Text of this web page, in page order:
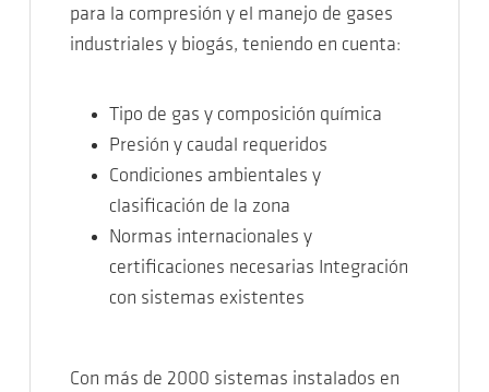
para la compresión y el manejo de gases
industriales y biogás, teniendo en cuenta:
Tipo de gas y composición química
Presión y caudal requeridos
Condiciones ambientales y
clasificación de la zona
Normas internacionales y
certificaciones necesarias Integración
con sistemas existentes
Con más de 2000 sistemas instalados en